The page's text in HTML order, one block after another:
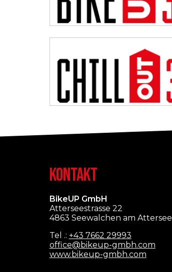
KONTAKT
BikeUP GmbH
Atterseestrasse 22
4863 Seewalchen am Attersee
Tel .: +43 7662 29993
office@bikeup-gmbh.com
www.bikeup-gmbh.com